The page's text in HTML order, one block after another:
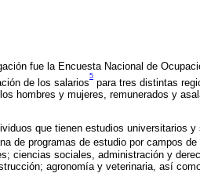
fue la Encuesta Nacional de
de los salarios
5
para tres distintas
hombres y mujeres, remunerados y
que tienen estudios universitarios y
de programas de estudio por campos
ciencias sociales, administración y
agronomía y veterinaria, así